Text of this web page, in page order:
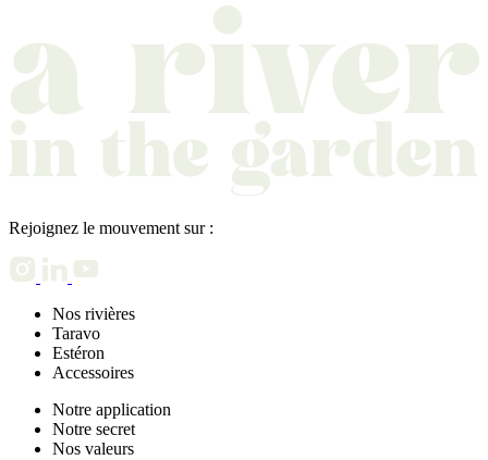
Rejoignez le mouvement sur :
Nos rivières
Taravo
Estéron
Accessoires
Notre application
Notre secret
Nos valeurs